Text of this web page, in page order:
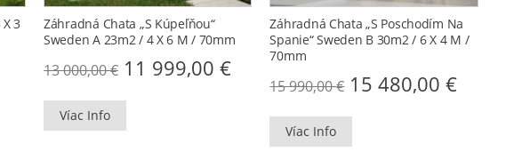
3
€.
Záhradná Chata „s Kúpeľňou“
Sweden A 23m2 / 4 X 6 M / 70mm
13 000,00€ Original
price
13
11 999,00€Current
price
999,00 €.
Víac Info
Záhradná Chata „s Poschodím Na
Spanie“ Sweden B 30m2 / 6 X 4 M /
70mm
15 990,00€ Original
price
15
15 480,00€
Víac Info